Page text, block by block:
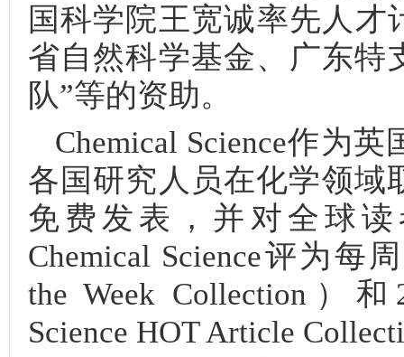
国科学院王宽诚率先人才
省自然科学基金、广东
队”等的资助。
Chemical Science作为
各国研究人员在化学领域
免费发表，并对全球
Chemical Science评为每
the Week Collection ） 和
Science HOT Article